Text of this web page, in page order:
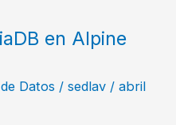
en Alpine
Datos / sedlav / abril